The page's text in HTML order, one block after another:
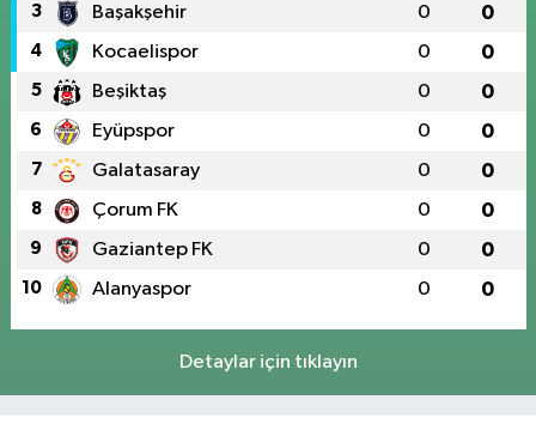
3 Başakşehir 0 0
4 Kocaelispor 0 0
5 Beşiktaş 0 0
6 Eyüpspor 0 0
7 Galatasaray 0 0
8 Çorum FK 0 0
9 Gaziantep FK 0 0
10 Alanyaspor 0 0
Detaylar için tıklayın